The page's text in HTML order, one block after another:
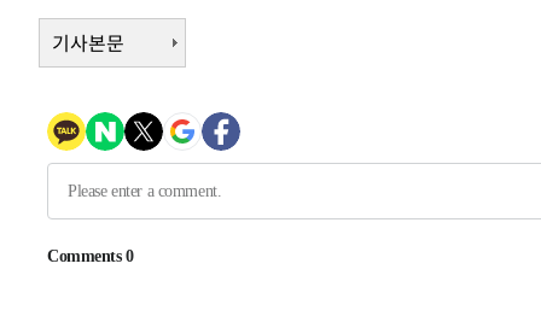
2시간 전 >극한폭염 한풀 꺾이지만…'낮 최고 35도' 무더위, 열대야 계속[
날씨]
3시간 전 >축구협회 "압수수색·성접대 논란 사과…쇄신의 기회로 삼겠
4시간 전 > [속보]'압수수색·성접대 논란' 축구협회 "실망과 걱정 안겨드
7시간 전 >'최고 37도' 폭염 지속…강원동해안 최대 150㎜ 비
기사본문